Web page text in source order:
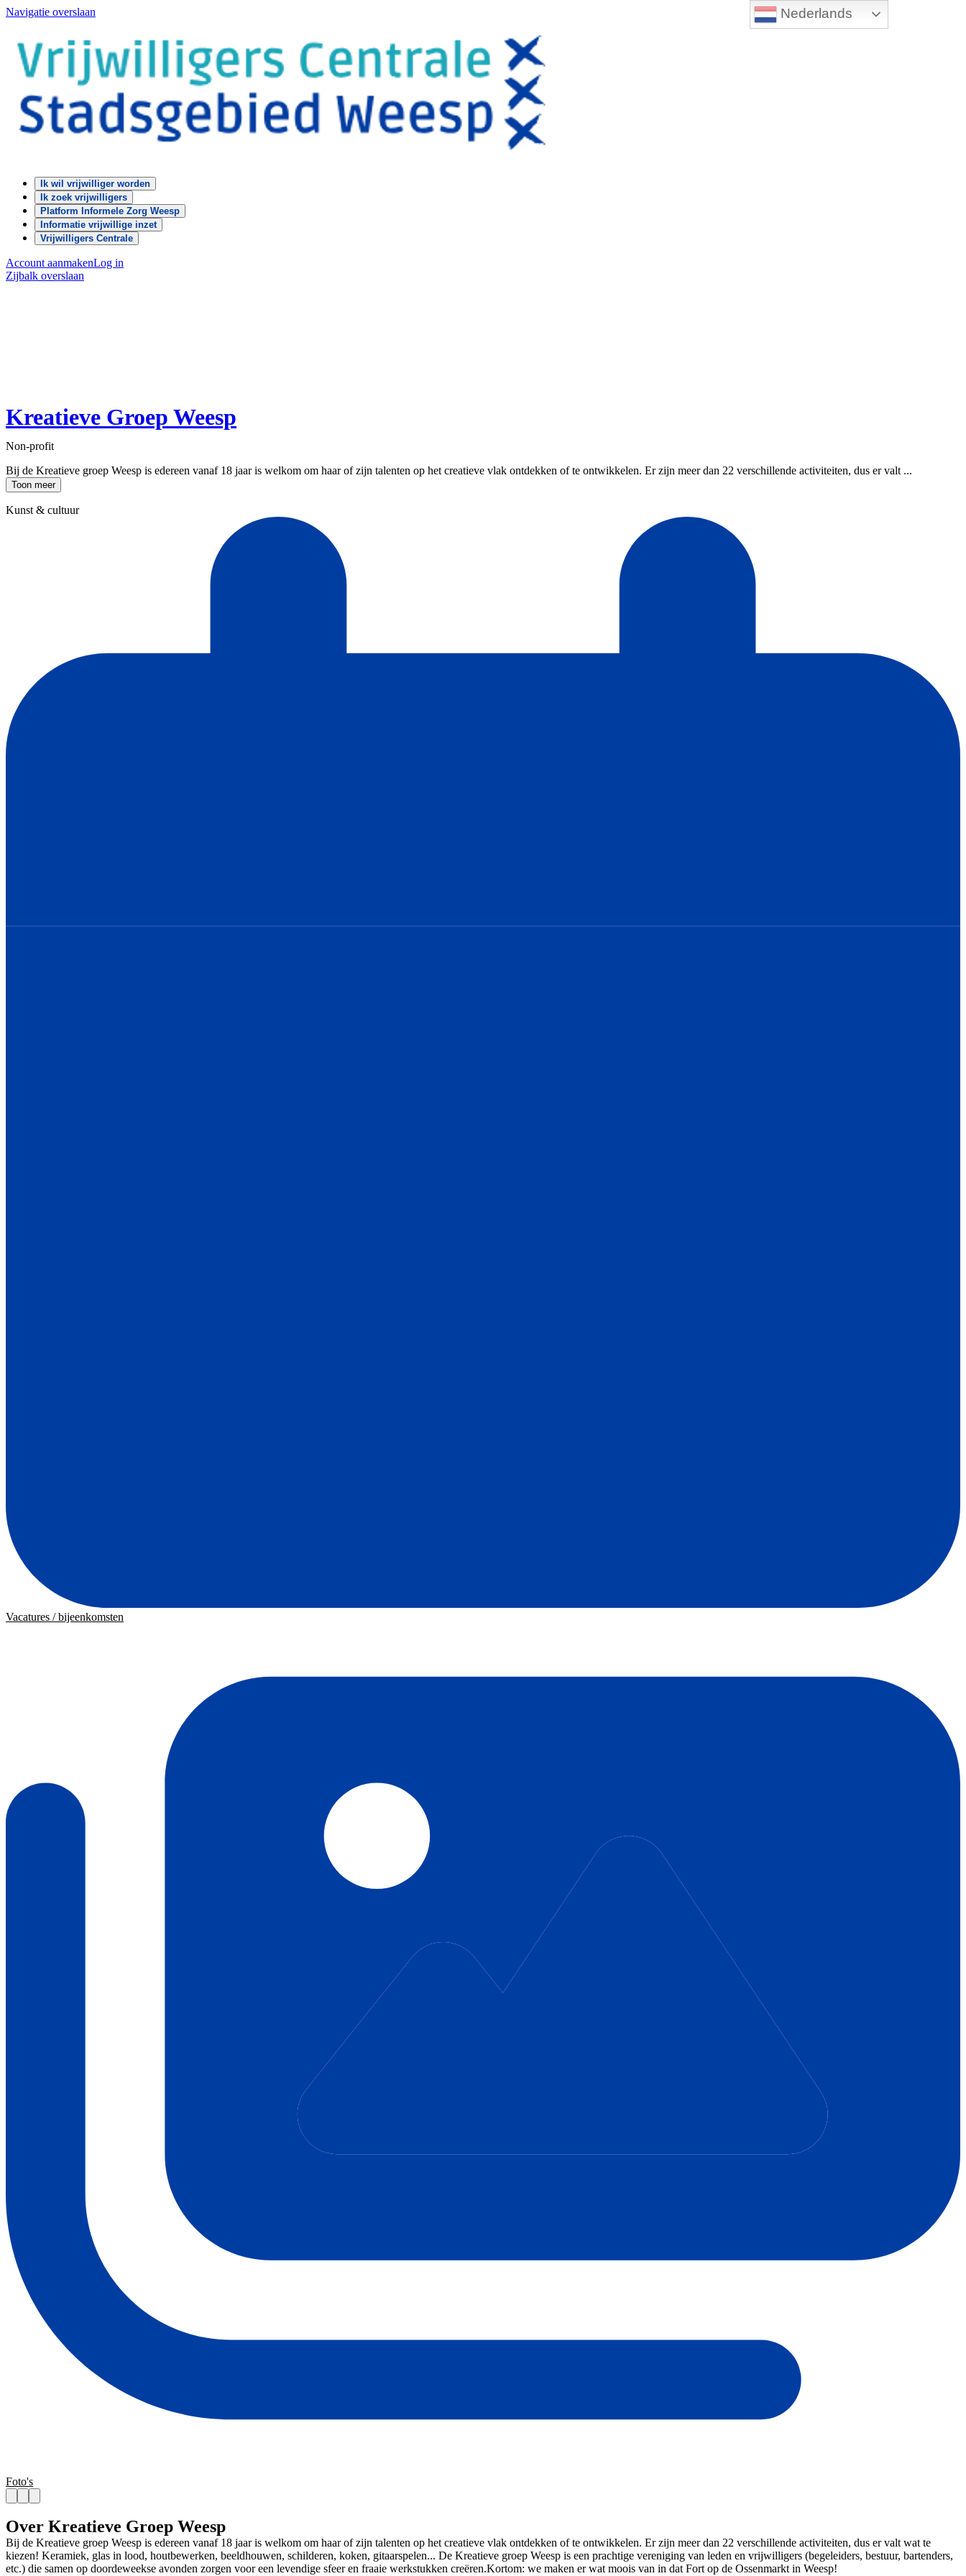
Nederlands
Navigatie overslaan
Ik wil vrijwilliger worden
Ik zoek vrijwilligers
Platform Informele Zorg Weesp
Informatie vrijwillige inzet
Vrijwilligers Centrale
Account aanmakenLog in
Zijbalk overslaan
Kreatieve Groep Weesp
Non-profit
Bij de Kreatieve groep Weesp is edereen vanaf 18 jaar is welkom om haar of zijn talenten op het creatieve vlak ontdekken of te ontwikkelen. Er zijn meer dan 22 verschillende activiteiten, dus er valt ...
Toon meer
Kunst & cultuur
Vacatures / bijeenkomsten
Foto's
Over Kreatieve Groep Weesp
Bij de Kreatieve groep Weesp is edereen vanaf 18 jaar is welkom om haar of zijn talenten op het creatieve vlak ontdekken of te ontwikkelen. Er zijn meer dan 22 verschillende activiteiten, dus er valt wat te
kiezen! Keramiek, glas in lood, houtbewerken, beeldhouwen, schilderen, koken, gitaarspelen... De Kreatieve groep Weesp is een prachtige vereniging van leden en vrijwilligers (begeleiders, bestuur, bartenders,
etc.) die samen op doordeweekse avonden zorgen voor een levendige sfeer en fraaie werkstukken creëren. ​Kortom: we maken er wat moois van in dat Fort op de Ossenmarkt in Weesp!